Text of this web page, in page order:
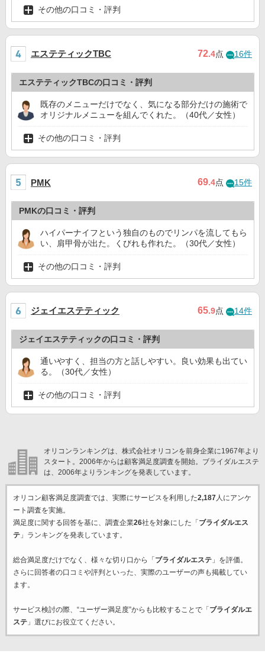
その他の口コミ・評判
エステティックTBC 72.4点 16件
エステティックTBCの口コミ・評判
既存のメニューだけでなく、気になる部分だけの施術で
オリジナルメニューを組んでくれた。（40代／女性）
その他の口コミ・評判
PMK 69.4点 15件
PMKの口コミ・評判
ハイパーナイフという独自のものでリンパを流してもら
い、肩甲骨が出た。くびれも作れた。（30代／女性）
その他の口コミ・評判
ジェイエステティック 65.9点 14件
ジェイエステティックの口コミ・評判
通いやすく、担当の方と話しやすい。良い効果も出てい
る。（30代／女性）
その他の口コミ・評判
オリコンランキングは、株式会社オリコンを前身企業に1967年より
スタート。2006年からは顧客満足度調査を開始。ブライダルエステ
は、2006年よりランキングを発表しています。
オリコン顧客満足度調査では、実際にサービスを利用した2,187人にアンケ
ート調査を実施。
満足度に関する回答を基に、調査企業26社を対象にした「 ブライダルエス
テ」ランキングを発表しています。
総合満足度だけでなく、様々な切り口から「 ブライダルエステ」を評価。
さらに回答者の口コミや評判といった、実際のユーザーの声も掲載してい
ます。
サービス検討の際、“ユーザー満足度”からも比較することで「 ブライダルエ
ステ」選びにお役立てください。